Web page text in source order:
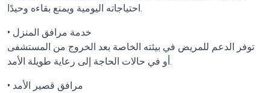
احتياجاته اليومية ويمنع بقاءه وحيدًا.
• خدمة مرافق المنزل
توفر الدعم للمريض في بيئته الخاصة بعد الخروج من المستشفى
أو في حالات الحاجة إلى رعاية طويلة الأمد.
• مرافق قصير الأمد